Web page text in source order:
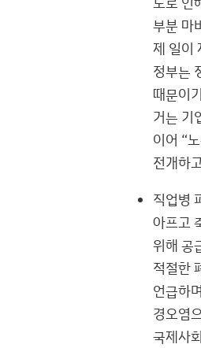
부분 마
제 일이
정부는
때문이
거는 기
이어 “
전개하
직업병
아프고
위해 공
적절한
언급하
경오염
국제사